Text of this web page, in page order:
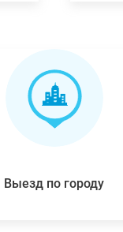
Выезд по городу